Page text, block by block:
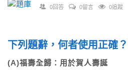
0回答 0留言 0追蹤
下列題辭，何者使用正確？
(A)福壽全歸：用於賀人壽誕